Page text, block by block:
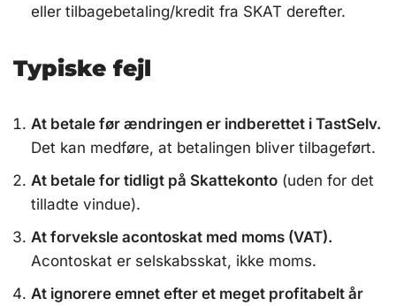
eller tilbagebetaling/kredit fra SKAT derefter.
Typiske fejl
At betale før ændringen er indberettet i TastSelv.
Det kan medføre, at betalingen bliver tilbageført.
At betale for tidligt på Skattekonto (uden for det
tilladte vindue).
At forveksle acontoskat med moms (VAT).
Acontoskat er selskabsskat, ikke moms.
At ignorere emnet efter et meget profitabelt år